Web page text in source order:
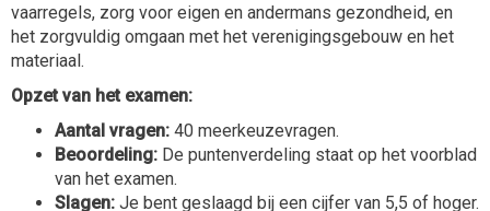
vaarregels, zorg voor eigen en andermans gezondheid, en
het zorgvuldig omgaan met het verenigingsgebouw en het
materiaal.
Opzet van het examen:
Aantal vragen: 40 meerkeuzevragen.
Beoordeling: De puntenverdeling staat op het voorblad
van het examen.
Slagen: Je bent geslaagd bij een cijfer van 5,5 of hoger.